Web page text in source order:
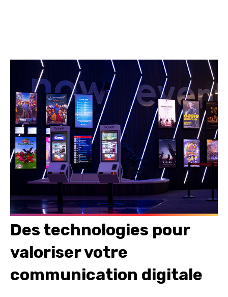
Des technologies pour
valoriser votre
communication digitale